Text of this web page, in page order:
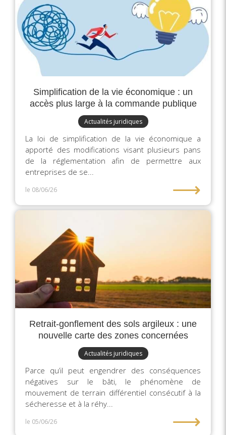
Simplification de la vie économique : un
accès plus large à la commande publique
Actualités juridiques
La loi de simplification de la vie économique a
apporté des modifications visant plusieurs pans
de la réglementation afin de permettre aux
entreprises de se...
le 08/06/26 ⟶
Retrait-gonflement des sols argileux : une
nouvelle carte des zones concernées
Actualités juridiques
Parce qu’il peut engendrer des conséquences
négatives sur le bâti, le phénomène de
mouvement de terrain différentiel consécutif à la
sécheresse et à la réhy...
le 05/06/26 ⟶